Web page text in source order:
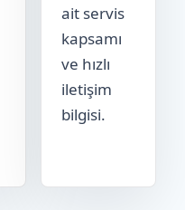
ait servis
kapsamı
ve hızlı
iletişim
bilgisi.